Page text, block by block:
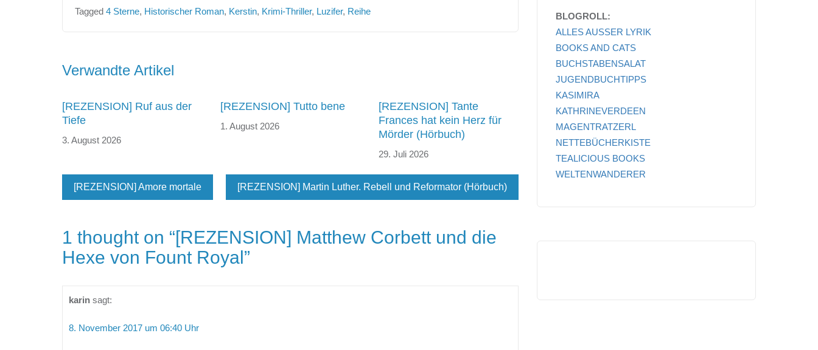
Tagged 4 Sterne, Historischer Roman, Kerstin, Krimi-Thriller, Luzifer, Reihe
Verwandte Artikel
[REZENSION] Ruf aus der
Tiefe
3. August 2026
[REZENSION] Tutto bene
1. August 2026
[REZENSION] Tante
Frances hat kein Herz für
Mörder (Hörbuch)
29. Juli 2026
Beitragsnavigation
[REZENSION] Amore mortale [REZENSION] Martin Luther. Rebell und Reformator (Hörbuch)
1 thought on “[REZENSION] Matthew Corbett und die
Hexe von Fount Royal ”
karin sagt:
8. November 2017 um 06:40 Uhr
BLOGROLL:
ALLES AUSSER LYRIK
BOOKS AND CATS
BUCHSTABENSALAT
JUGENDBUCHTIPPS
KASIMIRA
KATHRINEVERDEEN
MAGENTRATZERL
NETTEBÜCHERKISTE
TEALICIOUS BOOKS
WELTENWANDERER